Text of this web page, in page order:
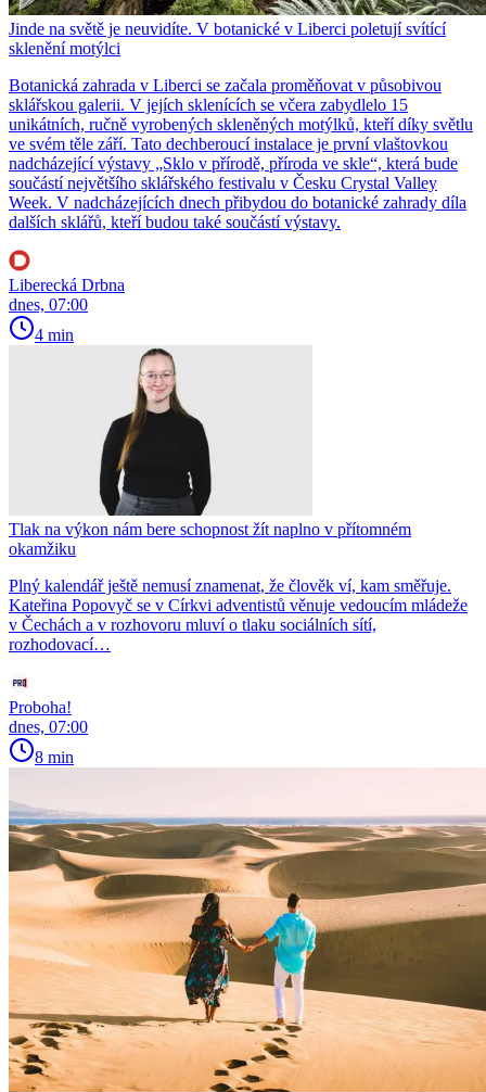
Jinde na světě je neuvidíte. V botanické v Liberci poletují svítící
sklenění motýlci
Botanická zahrada v Liberci se začala proměňovat v působivou
sklářskou galerii. V jejích sklenících se včera zabydlelo 15
unikátních, ručně vyrobených skleněných motýlků, kteří díky světlu
ve svém těle září. Tato dechberoucí instalace je první vlaštovkou
nadcházející výstavy „Sklo v přírodě, příroda ve skle“, která bude
součástí největšího sklářského festivalu v Česku Crystal Valley
Week. V nadcházejících dnech přibydou do botanické zahrady díla
dalších sklářů, kteří budou také součástí výstavy.
Liberecká Drbna
dnes, 07:00
4 min
Tlak na výkon nám bere schopnost žít naplno v přítomném
okamžiku
Plný kalendář ještě nemusí znamenat, že člověk ví, kam směřuje.
Kateřina Popovyč se v Církvi adventistů věnuje vedoucím mládeže
v Čechách a v rozhovoru mluví o tlaku sociálních sítí,
rozhodovací…
Proboha!
dnes, 07:00
8 min